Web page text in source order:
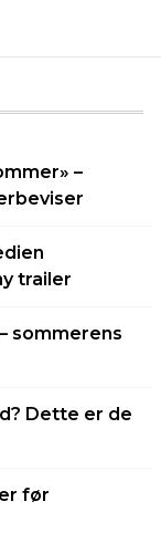
–
trailer
sommerens
Dette er de
før